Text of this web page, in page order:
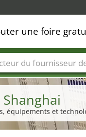
Shanghai
équipements et
une foire
du fournisseur